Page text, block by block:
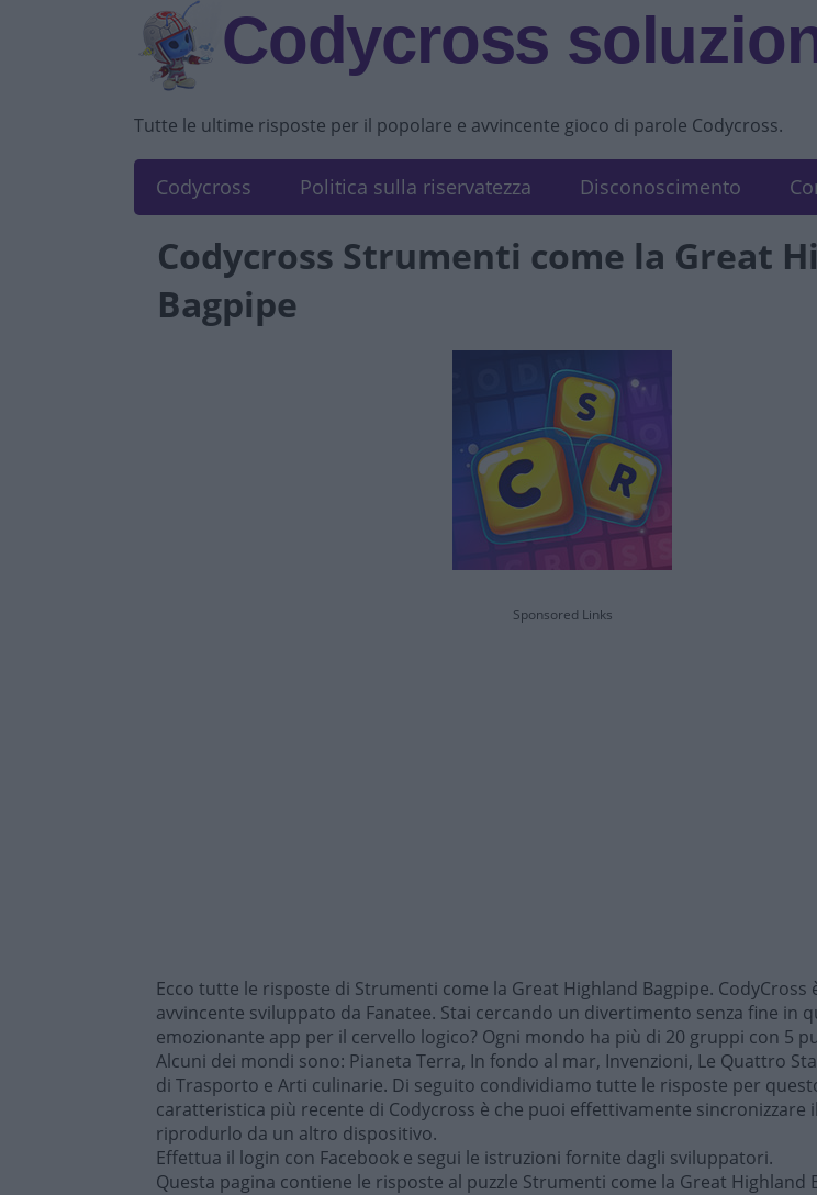
Codycross
Tutte le ultime risposte per il popolare e avvincente gioco di parole Codycross.
Codycross Politica sulla riservatezza Disconoscimento
Codycross Strumenti come la Great
Bagpipe
Sponsored Links
Ecco tutte le risposte di Strumenti come la Great Highland Bagpipe. CodyCross
avvincente sviluppato da Fanatee. Stai cercando un divertimento senza fine in
emozionante app per il cervello logico? Ogni mondo ha più di 20 gruppi con 5
Alcuni dei mondi sono: Pianeta Terra, In fondo al mar, Invenzioni, Le Quattro
di Trasporto e Arti culinarie. Di seguito condividiamo tutte le risposte per
caratteristica più recente di Codycross è che puoi effettivamente sincronizzare
riprodurlo da un altro dispositivo.
Effettua il login con Facebook e segui le istruzioni fornite dagli sviluppatori.
Questa pagina contiene le risposte al puzzle Strumenti come la Great Highland